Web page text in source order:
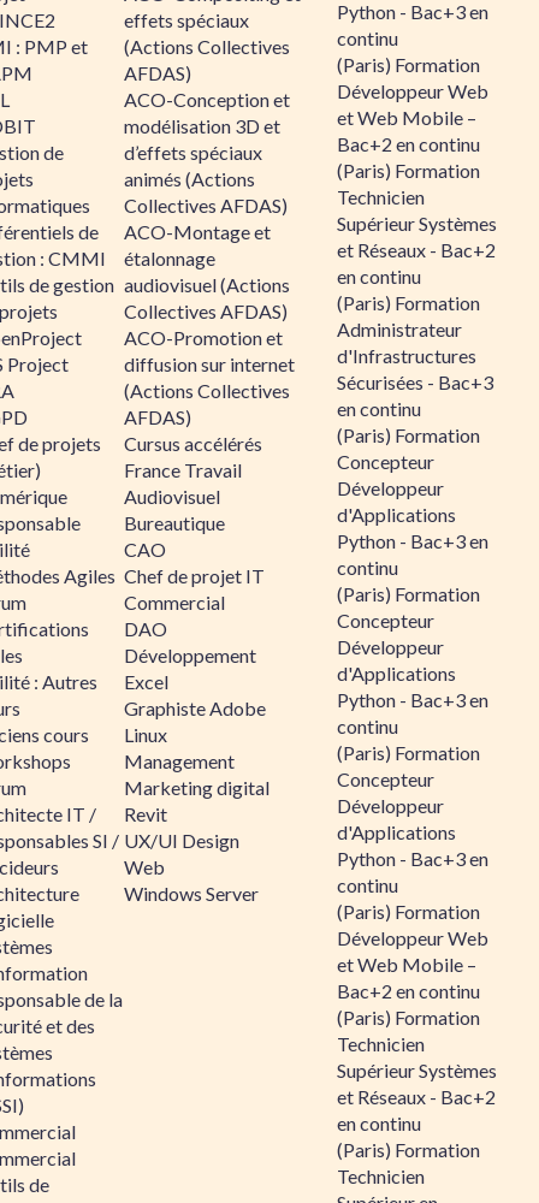
: PMP et
de
de
: CMMI
de gestion
Project
de projets
Agiles
: Autres
cours
IT /
SI /
de la
et des
de
effets spéciaux
(Actions Collectives
AFDAS)
ACO-Conception et
modélisation 3D et
d’effets spéciaux
animés (Actions
Collectives AFDAS)
ACO-Montage et
étalonnage
audiovisuel (Actions
Collectives AFDAS)
ACO-Promotion et
diffusion sur internet
(Actions Collectives
AFDAS)
Cursus accélérés
France Travail
Audiovisuel
Bureautique
CAO
Chef de projet IT
Commercial
DAO
Développement
Excel
Graphiste Adobe
Linux
Management
Marketing digital
Revit
UX/UI Design
Web
Windows Server
Python - Bac+3 en
continu
(Paris) Formation
Développeur Web
et Web Mobile –
Bac+2 en continu
(Paris) Formation
Technicien
Supérieur Systèmes
et Réseaux - Bac+2
en continu
(Paris) Formation
Administrateur
d'Infrastructures
Sécurisées - Bac+3
en continu
(Paris) Formation
Concepteur
Développeur
d'Applications
Python - Bac+3 en
continu
(Paris) Formation
Concepteur
Développeur
d'Applications
Python - Bac+3 en
continu
(Paris) Formation
Concepteur
Développeur
d'Applications
Python - Bac+3 en
continu
(Paris) Formation
Développeur Web
et Web Mobile –
Bac+2 en continu
(Paris) Formation
Technicien
Supérieur Systèmes
et Réseaux - Bac+2
en continu
(Paris) Formation
Technicien